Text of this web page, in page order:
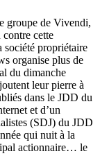
groupe de Vivendi,
cette
société propriétaire
organise plus de
du dimanche
leur pierre à
dans le JDD du
et d’un
(SDJ) du JDD
qui nuit à la
actionnaire… le